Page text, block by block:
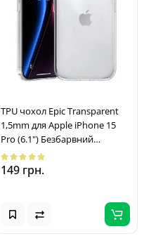
TPU чохол Epic Transparent
1,5mm для Apple iPhone 15
Pro (6.1") Безбарвний
(прозорий)
149 грн.